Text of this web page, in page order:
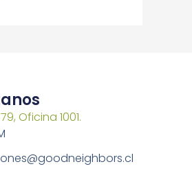
Oficina 1001.